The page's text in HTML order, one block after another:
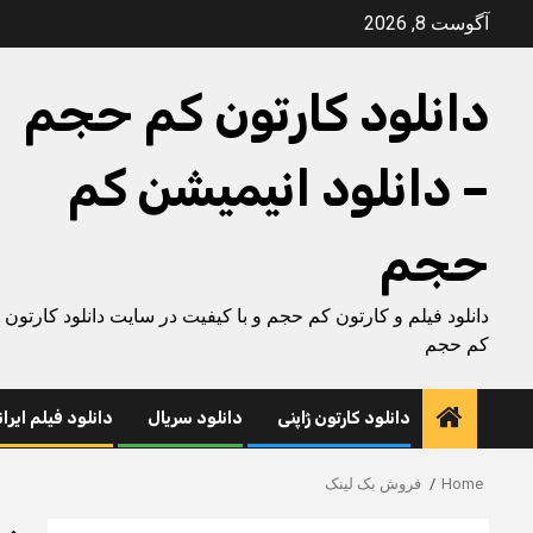
آگوست 8, 2026
دانلود کارتون کم حجم
– دانلود انیمیشن کم
حجم
دانلود فیلم و کارتون کم حجم و با کیفیت در سایت دانلود کارتون
کم حجم
دانلود کارتون ژاپنی دانلود سریال دانلود فیلم
Home فروش بک لینک